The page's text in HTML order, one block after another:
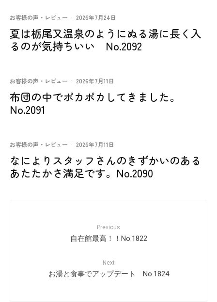
お客様の声・レビュー · 2026年7月24日
夏は栃尾又温泉のようにぬる湯に長く入
るのが気持ちいい No.2092
お客様の声・レビュー · 2026年7月11日
布団の中でポカポカしてきました。
No.2091
お客様の声・レビュー · 2026年7月11日
なによりスタッフさんのきずかいのある
あたたかさ満足です。No.2090
Previous
自在館最高！！No.1822
Next
お湯と食事でアップデート No.1824